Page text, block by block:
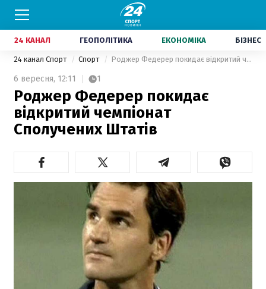
24 КАНАЛ ГЕОПОЛІТИКА ЕКОНОМІКА БІЗНЕС
24 канал Спорт Спорт Роджер Федерер покидає відкритий чемпіонат Сполучених Штатів
6 вересня, 12:11 1
Роджер Федерер покидає
відкритий чемпіонат
Сполучених Штатів